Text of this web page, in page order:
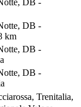
DB -
km
DB -
DB -
Trenitalia,